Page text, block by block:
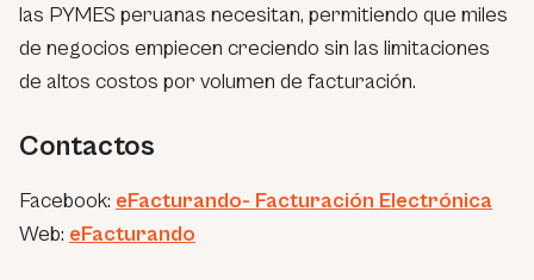
las PYMES peruanas necesitan, permitiendo que miles
de negocios empiecen creciendo sin las limitaciones
de altos costos por volumen de facturación.
Contactos
Facebook: eFacturando- Facturación Electrónica
Web: eFacturando